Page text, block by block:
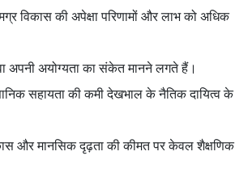
विकास की अपेक्षा परिणामों और लाभ को अधिक
अपनी अयोग्यता का संकेत मानने लगते हैं।
सहायता की कमी देखभाल के नैतिक दायित्व के
और मानसिक दृढ़ता की कीमत पर केवल शैक्षणिक